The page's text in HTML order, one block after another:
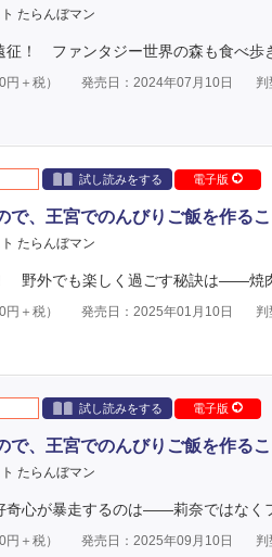
たらんぼマン
征！ ファンタジー世界の森も食べ歩
円＋税） 発売日：2024年07月10日 判
試し読みをする 電子版
で、王宮でのんびりご飯を作る
たらんぼマン
野外でも楽しく過ごす秘訣は――焼
円＋税） 発売日：2025年01月10日 判
試し読みをする 電子版
で、王宮でのんびりご飯を作る
たらんぼマン
奇心が暴走するのは――莉奈ではなく
円＋税） 発売日：2025年09月10日 判